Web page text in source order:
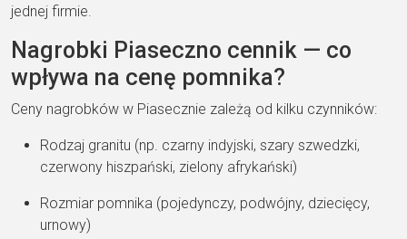
jednej firmie.
Nagrobki Piaseczno cennik — co
wpływa na cenę pomnika?
Ceny nagrobków w Piasecznie zależą od kilku czynników:
Rodzaj granitu (np. czarny indyjski, szary szwedzki,
czerwony hiszpański, zielony afrykański)
Rozmiar pomnika (pojedynczy, podwójny, dziecięcy,
urnowy)